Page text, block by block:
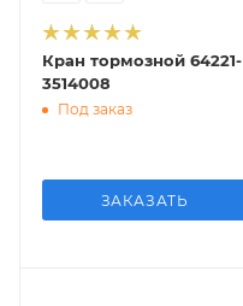
Кран тормозной 64221-
3514008
Под заказ
ЗАКАЗАТЬ